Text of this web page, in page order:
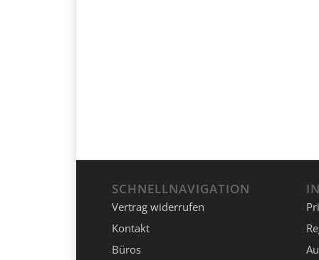
SCHNELLNAVIGATION
Vertrag widerrufen
Kontakt
Büros